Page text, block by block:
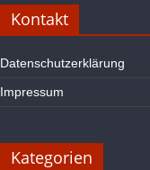
Kontakt
Datenschutzerklärung
Impressum
Kategorien